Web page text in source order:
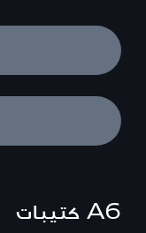
A6 كتيبات
A6 Sedan